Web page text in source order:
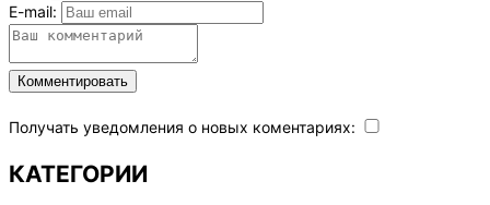
E-mail:
Комментировать
Получать уведомления о новых коментариях:
КАТЕГОРИИ